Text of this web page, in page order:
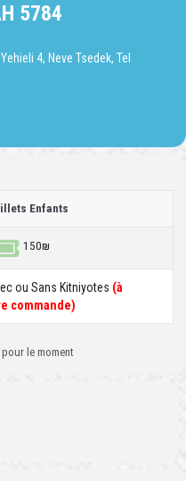
5784
4, Neve Tsedek, Tel
Enfants
150₪
ou Sans Kitniyotes (à
commande)
le moment